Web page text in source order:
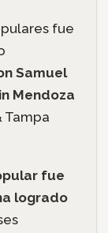
fue
Samuel
Mendoza
Tampa
fue
logrado